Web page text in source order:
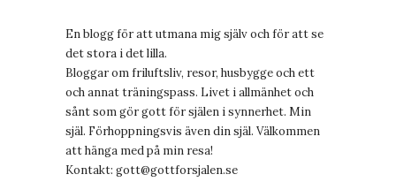
En blogg för att utmana mig själv och för att se
det stora i det lilla.
Bloggar om friluftsliv, resor, husbygge och ett
och annat träningspass. Livet i allmänhet och
sånt som gör gott för själen i synnerhet. Min
själ. Förhoppningsvis även din själ. Välkommen
att hänga med på min resa!
Kontakt: gott@gottforsjalen.se